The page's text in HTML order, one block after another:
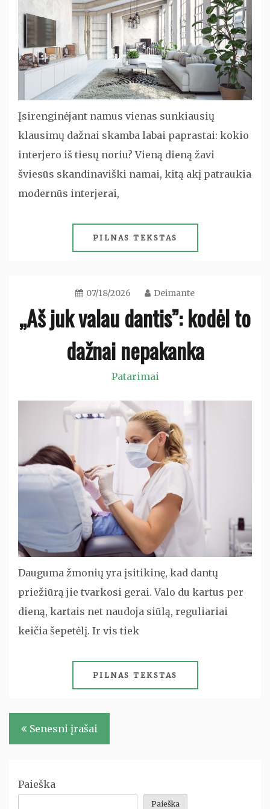
Įsirenginėjant namus vienas sunkiausių
klausimų dažnai skamba labai paprastai: kokio
interjero iš tiesų noriu? Vieną dieną žavi
šviesūs skandinaviški namai, kitą akį patraukia
modernūs interjerai,
PILNAS TEKSTAS
07/18/2026 Deimante
„Aš juk valau dantis”: kodėl to
dažnai nepakanka
Patarimai
Dauguma žmonių yra įsitikinę, kad dantų
priežiūrą jie tvarkosi gerai. Valo du kartus per
dieną, kartais net naudoja siūlą, reguliariai
keičia šepetėlį. Ir vis tiek
PILNAS TEKSTAS
Navigacija
tarp
Senesni įrašai
Paieška
Paieška